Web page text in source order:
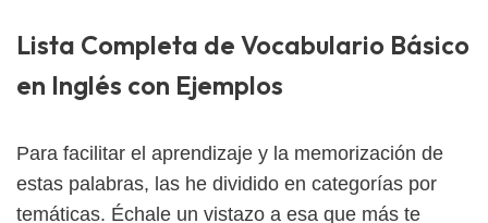
Lista Completa de Vocabulario Básico
en Inglés con Ejemplos
Para facilitar el aprendizaje y la memorización de
estas palabras, las he dividido en categorías por
temáticas. Échale un vistazo a esa que más te